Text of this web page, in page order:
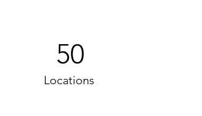
50
Locations